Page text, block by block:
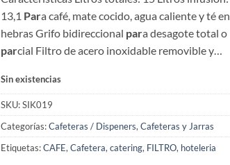
13,1 Para café, mate cocido, agua caliente y té en
hebras Grifo bidireccional para desagote total o
parcial Filtro de acero inoxidable removible y…
Sin existencias
SKU:SIK019
Categorías:Cafeteras / Dispeners, Cafeteras y Jarras
Etiquetas:CAFE, Cafetera, catering, FILTRO, hoteleria